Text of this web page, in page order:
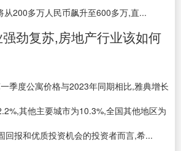
从200多万人民币飙升至600多万,直...
劲复苏,房地产行业该如何
季度公寓价格与2023年同期相比,雅典增长
其他主要城市为10.3%,全国其他地区为
回报和优质投资机会的投资者而言,希...